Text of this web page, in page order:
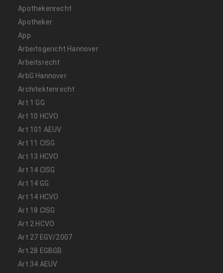
Apothekenrecht
Apotheker
App
Arbeitsgericht Hannover
Arbeitsrecht
ArbG Hannover
Architektenrecht
Art 1 GG
Art 10 HCVO
Art 101 AEUV
Art 11 CISG
Art 13 HCVO
Art 14 CISG
Art 14 GG
Art 14 HCVO
Art 18 CISG
Art 2 HCVO
Art 27 EGV/2007
Art 28 EGBGB
Art 34 AEUV